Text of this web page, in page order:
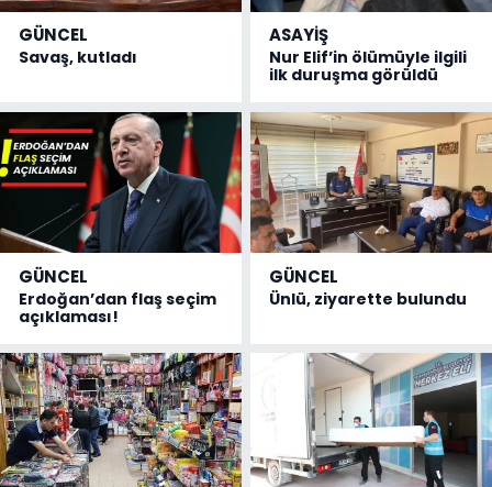
GÜNCEL
Savaş, kutladı
ASAYİŞ
Nur Elif’in ölümüyle ilgili
ilk duruşma görüldü
GÜNCEL
Erdoğan’dan flaş seçim
açıklaması!
GÜNCEL
Ünlü, ziyarette bulundu